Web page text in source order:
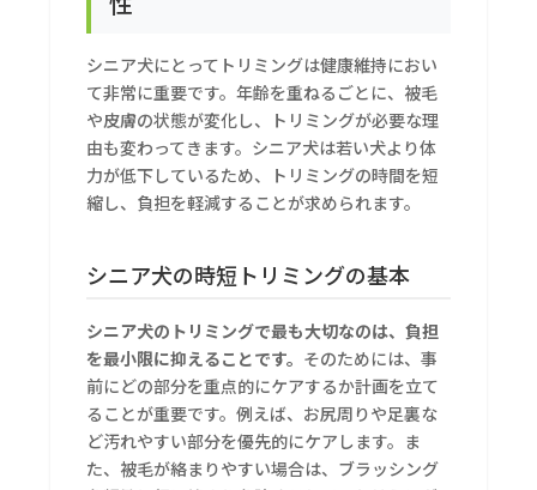
シニア犬にとってトリミングは健康維持におい
て非常に重要です。年齢を重ねるごとに、被毛
や皮膚の状態が変化し、トリミングが必要な理
由も変わってきます。シニア犬は若い犬より体
力が低下しているため、トリミングの時間を短
縮し、負担を軽減することが求められます。
シニア犬の時短トリミングの基本
シニア犬のトリミングで最も大切なのは、負担
を最小限に抑えることです。 そのためには、事
前にどの部分を重点的にケアするか計画を立て
ることが重要です。例えば、お尻周りや足裏な
ど汚れやすい部分を優先的にケアします。ま
た、被毛が絡まりやすい場合は、ブラッシング